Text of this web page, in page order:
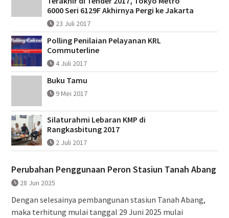
6000 Seri 6129F Akhirnya Pergi ke Jakarta
23 Juli 2017
Polling Penilaian Pelayanan KRL
Commuterline
4 Juli 2017
Buku Tamu
9 Mei 2017
Silaturahmi Lebaran KMP di
Rangkasbitung 2017
2 Juli 2017
Perubahan Penggunaan Peron Stasiun Tanah Abang
28 Jun 2025
Dengan selesainya pembangunan stasiun Tanah Abang,
maka terhitung mulai tanggal 29 Juni 2025 mulai